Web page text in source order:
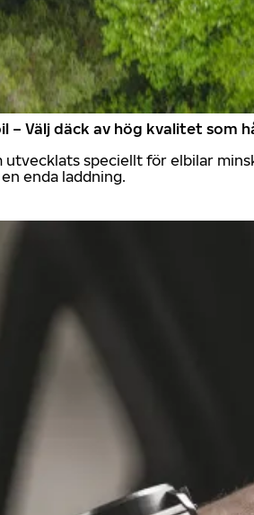
– Välj däck av hög kvalitet som
utvecklats speciellt för elbilar
enda laddning.